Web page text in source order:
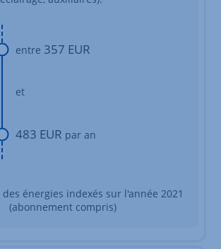
entre 357 EUR
et
483 EUR par an
des énergies indexés sur l'année 2021
(abonnement compris)